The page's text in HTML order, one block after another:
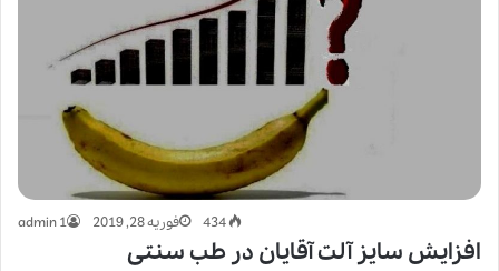
admin 1 فوریه 28, 2019
افزایش سایز آلت آقایان در طب سنتی